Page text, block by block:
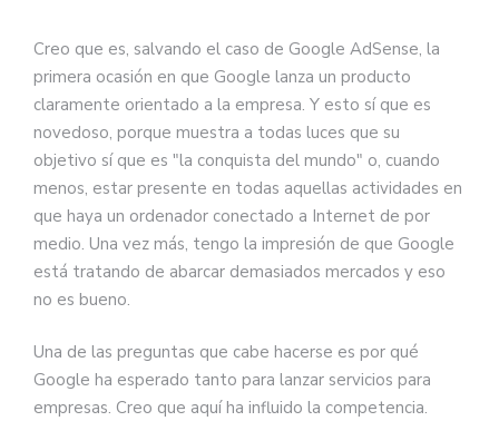
Creo que es, salvando el caso de Google AdSense, la
primera ocasión en que Google lanza un producto
claramente orientado a la empresa. Y esto sí que es
novedoso, porque muestra a todas luces que su
objetivo sí que es "la conquista del mundo" o, cuando
menos, estar presente en todas aquellas actividades en
que haya un ordenador conectado a Internet de por
medio. Una vez más, tengo la impresión de que Google
está tratando de abarcar demasiados mercados y eso
no es bueno.
Una de las preguntas que cabe hacerse es por qué
Google ha esperado tanto para lanzar servicios para
empresas. Creo que aquí ha influido la competencia.